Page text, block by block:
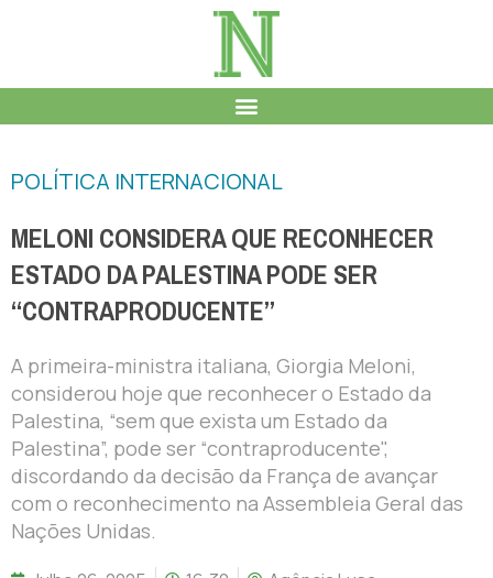
POLÍTICA INTERNACIONAL
MELONI CONSIDERA QUE RECONHECER
ESTADO DA PALESTINA PODE SER
“CONTRAPRODUCENTE”
A primeira-ministra italiana, Giorgia Meloni,
considerou hoje que reconhecer o Estado da
Palestina, “sem que exista um Estado da
Palestina”, pode ser “contraproducente",
discordando da decisão da França de avançar
com o reconhecimento na Assembleia Geral das
Nações Unidas.